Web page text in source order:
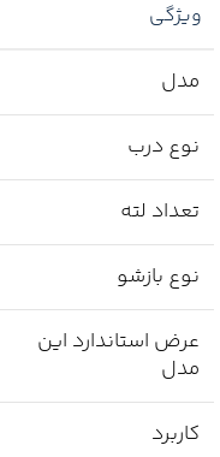
ویژگی
مدل
نوع درب
تعداد لته
نوع بازشو
عرض استاندارد این
مدل
کاربرد